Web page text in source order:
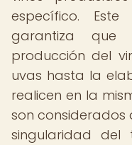
específico.
garantiza
producción del
uvas hasta la
realicen en la
son
singularidad del